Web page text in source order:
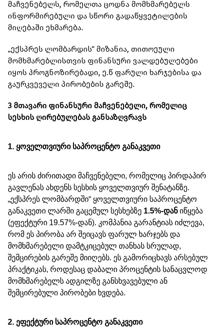
მაჩვენებელს, რომელთა ცოდნა მომხმარებელს
ინფორმირებული და სწორი გადაწყვეტილების
მიღებაში ეხმარება.
„ექსპრეს ლომბარდის“ მიზანია, თითოეული
მომხმარებლისთვის ფინანსური ვალდებულებები
იყოს პროგნოზირებადი, ე.წ ფარული ხარჯებისა და
გაურკვეველი პირობების გარეშე.
3 მთავარი ფინანსური მაჩვენებელი, რომელიც
სესხის ღირებულებას განსაზღვრავს
1. ყოველთვიური საპროცენტო განაკვეთი
ეს არის ძირითადი მაჩვენებელი, რომელიც პირდაპირ
გავლენას ახდენს სესხის ყოველთვიურ შენატანზე.
„ექსპრეს ლომბარდში“ ყოველთვიური საპროცენტო
განაკვეთი ლარში გაცემულ სესხებზე 1.5%-დანიწყება
(ეფექტური 19.57%-დან). კომპანია გარანტიას იძლევა,
რომ ეს პირობა არ შეიცავს ფარულ ხარჯებს და
მომხმარებელი დამტკიცებულ თანხას სრულად,
შემცირების გარეშე მიიღებს. ეს გამორიცხავს არსებულ
პრაქტიკას, როდესაც დაბალი პროცენტის სანაცვლოდ
მომხმარებელს ადგილზე განსხვავებული ან
შემცირებული პირობები ხვდება.
2. ეფექტური საპროცენტო განაკვეთი